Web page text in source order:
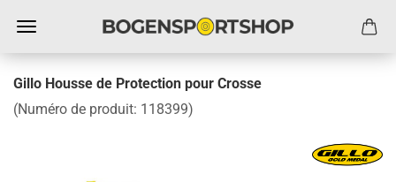
Gillo Housse de Protection pour Crosse
(Numéro de produit: 118399)